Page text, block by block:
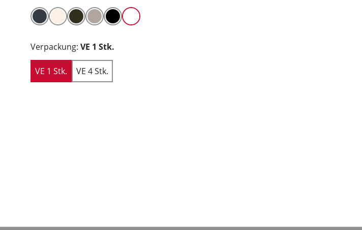
Verpackung: VE 1 Stk.
VE 1 Stk. VE 4 Stk.